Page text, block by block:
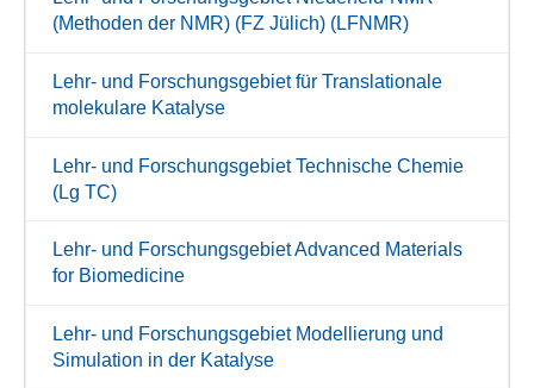
(Methoden der NMR) (FZ Jülich) (LFNMR)
Lehr- und Forschungsgebiet für Translationale
molekulare Katalyse
Lehr- und Forschungsgebiet Technische Chemie
(Lg TC)
Lehr- und Forschungsgebiet Advanced Materials
for Biomedicine
Lehr- und Forschungsgebiet Modellierung und
Simulation in der Katalyse